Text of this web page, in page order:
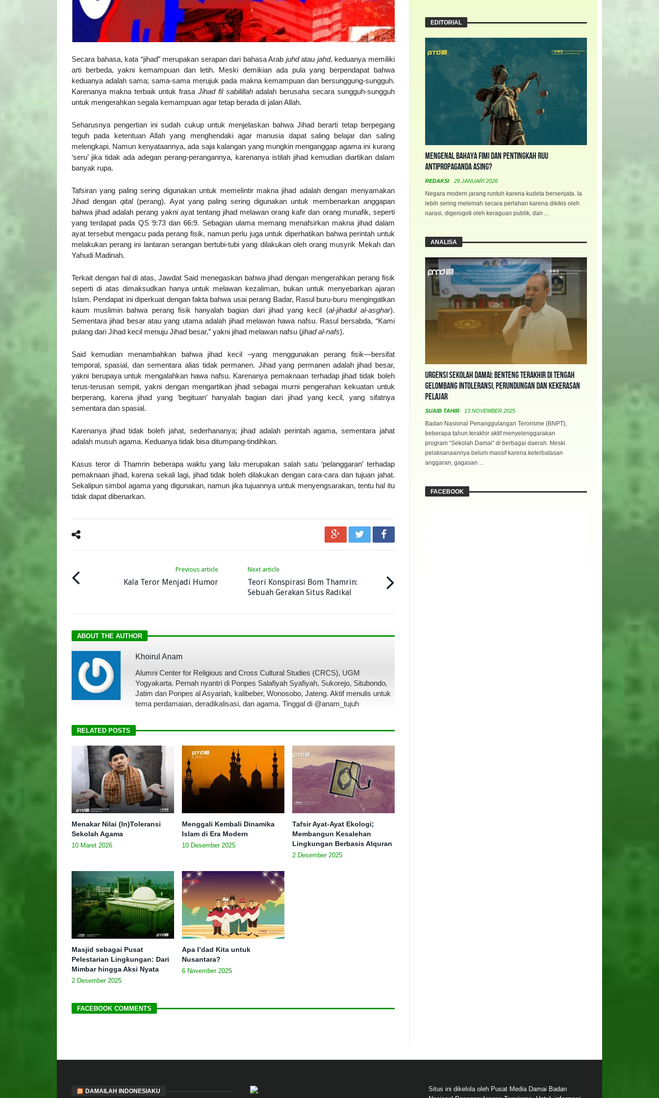
Secara bahasa, kata “jihad” merupakan serapan dari bahasa Arab juhdatau jahd, keduanya memiliki
arti berbeda, yakni kemampuan dan letih. Meski demikian ada pula yang berpendapat bahwa
keduanya adalah sama; sama-sama merujuk pada makna kemampuan dan bersunggung-sungguh.
Karenanya makna terbaik untuk frasa Jihad fil sabilillahadalah berusaha secara sungguh-sungguh
untuk mengerahkan segala kemampuan agar tetap berada di jalan Allah.
Seharusnya pengertian ini sudah cukup untuk menjelaskan bahwa Jihad berarti tetap berpegang
teguh pada ketentuan Allah yang menghendaki agar manusia dapat saling belajar dan saling
melengkapi. Namun kenyataannya, ada saja kalangan yang mungkin menganggap agama ini kurang
‘seru’ jika tidak ada adegan perang-perangannya, karenanya istilah jihad kemudian diartikan dalam
banyak rupa.
Tafsiran yang paling sering digunakan untuk memelintir makna jihad adalah dengan menyamakan
Jihad denganqital(perang). Ayat yang paling sering digunakan untuk membenarkan anggapan
bahwa jihad adalah perang yakni ayat tentang jihad melawan orang kafir dan orang munafik, seperti
yang terdapat pada QS 9:73 dan 66:9. Sebagian ulama memang menafsirkan makna jihad dalam
ayat tersebut mengacu pada perang fisik, namun perlu juga untuk diperhatikan bahwa perintah untuk
melakukan perang ini lantaran serangan bertubi-tubi yang dilakukan oleh orang musyrik Mekah dan
Yahudi Madinah.
Terkait dengan hal di atas, Jawdat Said menegaskan bahwa jihad dengan mengerahkan perang fisik
seperti di atas dimaksudkan hanya untuk melawan kezaliman, bukan untuk menyebarkan ajaran
Islam. Pendapat ini diperkuat dengan fakta bahwa usai perang Badar, Rasul buru-buru mengingatkan
kaum muslimin bahwa perang fisik hanyalah bagian dari jihad yang kecil (al-jihadul al-asghar).
Sementara jihad besar atau yang utama adalah jihad melawan hawa nafsu. Rasul bersabda, “Kami
pulang dari Jihad kecil menuju Jihad besar,” yakni jihad melawan nafsu (jihad al-nafs).
Said kemudian menambahkan bahwa jihad kecil –yang menggunakan perang fisik—bersifat
temporal, spasial, dan sementara alias tidak permanen. Jihad yang permanen adalah jihad besar,
yakni berupaya untuk mengalahkan hawa nafsu. Karenanya pemaknaan terhadap jihad tidak boleh
terus-terusan sempit, yakni dengan mengartikan jihad sebagai murni pengerahan kekuatan untuk
berperang, karena jihad yang ‘begituan’ hanyalah bagian dari jihad yang kecil, yang sifatnya
sementara dan spasial.
Karenanya jihad tidak boleh jahat, sederhananya; jihad adalah perintah agama, sementara jahat
adalah musuh agama. Keduanya tidak bisa ditumpang-tindihkan.
Kasus teror di Thamrin beberapa waktu yang lalu merupakan salah satu ‘pelanggaran’ terhadap
pemaknaan jihad, karena sekali lagi, jihad tidak boleh dilakukan dengan cara-cara dan tujuan jahat.
Sekalipun simbol agama yang digunakan, namun jika tujuannya untuk menyengsarakan, tentu hal itu
tidak dapat dibenarkan.
Previous article
Kala Teror Menjadi Humor
Next article
Teori Konspirasi Bom Thamrin:
Sebuah Gerakan Situs Radikal
ABOUT THE AUTHOR
Khoirul Anam
Alumni Center for Religious and Cross Cultural Studies (CRCS), UGM
Yogyakarta. Pernah nyantri di Ponpes Salafiyah Syafiyah, Sukorejo, Situbondo,
Jatim dan Ponpes al Asyariah, kalibeber, Wonosobo, Jateng. Aktif menulis untuk
tema perdamaian, deradikalisasi, dan agama. Tinggal di @anam_tujuh
RELATED POSTS
Menakar Nilai (In)Toleransi
Sekolah Agama
10 Maret 2026
Menggali Kembali Dinamika
Islam di Era Modern
10 Desember 2025
Tafsir Ayat-Ayat Ekologi;
Membangun Kesalehan
Lingkungan Berbasis Alquran
2 Desember 2025
Masjid sebagai Pusat
Pelestarian Lingkungan: Dari
Mimbar hingga Aksi Nyata
2 Desember 2025
Apa I’dad Kita untuk
Nusantara?
6 November 2025
FACEBOOK COMMENTS
EDITORIAL
Mengenal Bahaya FIMI dan Pentingkah RUU
Antipropaganda Asing?
REDAKSI 29 JANUARI 2026
Negara modern jarang runtuh karena kudeta bersenjata. Ia
lebih sering melemah secara perlahan karena dikikis oleh
narasi, digerogoti oleh keraguan publik, dan ...
ANALISA
Urgensi Sekolah Damai: Benteng Terakhir di Tengah
Gelombang Intoleransi, Perundungan dan Kekerasan
Pelajar
SUAIB TAHIR 13 NOVEMBER 2025
Badan Nasional Penanggulangan Terorisme (BNPT),
beberapa tahun terakhir aktif menyelenggarakan
program “Sekolah Damai” di berbagai daerah. Meski
pelaksanaannya belum massif karena keterbatasan
anggaran, gagasan ...
FACEBOOK
DAMAILAH INDONESIAKU
Situs ini dikelola oleh Pusat Media Damai Badan